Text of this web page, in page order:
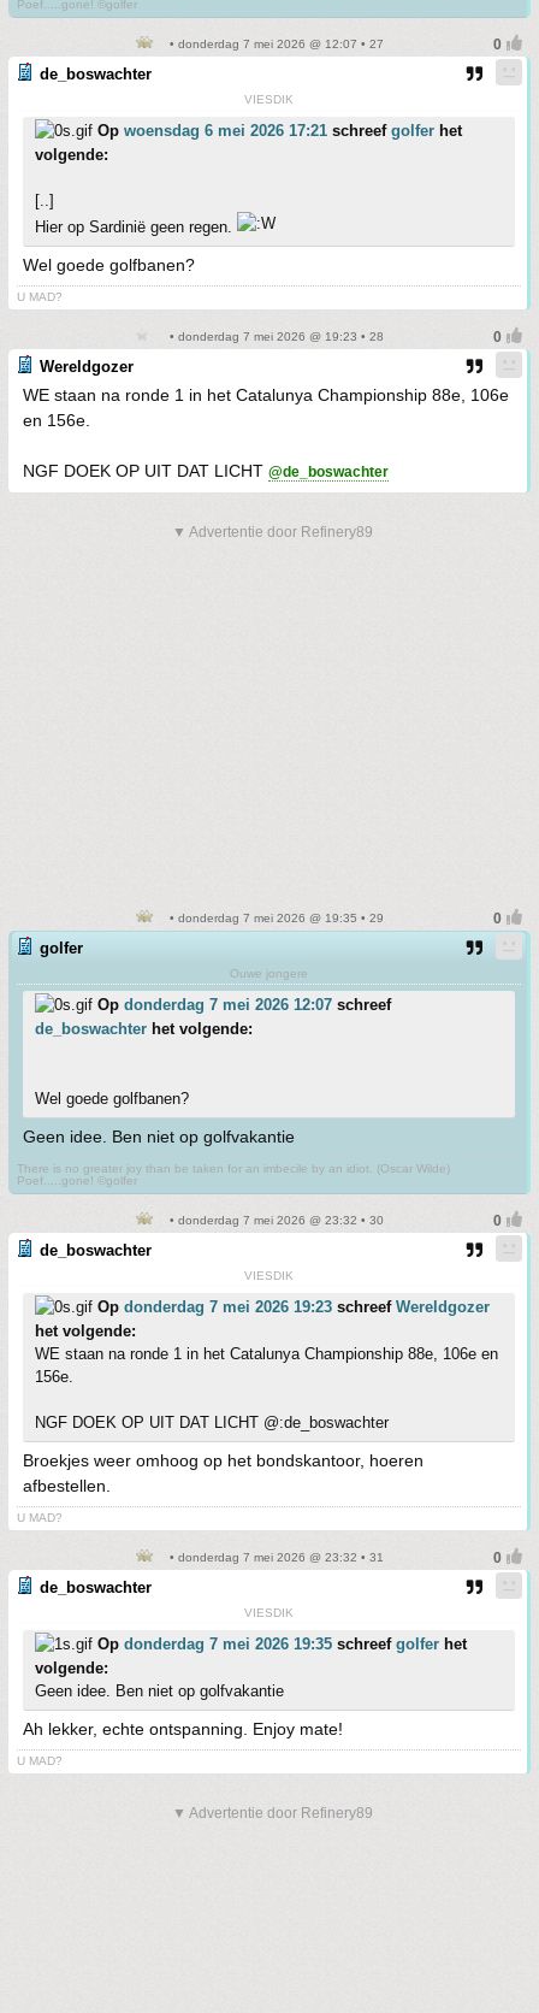
Poef.....gone! ©golfer
• donderdag 7 mei 2026 @ 12:07 • 27
de_boswachter
VIESDIK
Op woensdag 6 mei 2026 17:21 schreef golfer het
volgende:
[..]
Hier op Sardinië geen regen.
Wel goede golfbanen?
U MAD?
• donderdag 7 mei 2026 @ 19:23 • 28
Wereldgozer
WE staan na ronde 1 in het Catalunya Championship 88e, 106e
en 156e.
NGF DOEK OP UIT DAT LICHT @de_boswachter
▼ Advertentie door Refinery89
• donderdag 7 mei 2026 @ 19:35 • 29
golfer
Ouwe jongere
Op donderdag 7 mei 2026 12:07 schreef
de_boswachter het volgende:
Wel goede golfbanen?
Geen idee. Ben niet op golfvakantie
There is no greater joy than be taken for an imbecile by an idiot. (Oscar Wilde)
Poef.....gone! ©golfer
• donderdag 7 mei 2026 @ 23:32 • 30
de_boswachter
VIESDIK
Op donderdag 7 mei 2026 19:23 schreef Wereldgozer
het volgende:
WE staan na ronde 1 in het Catalunya Championship 88e, 106e en
156e.
NGF DOEK OP UIT DAT LICHT @:de_boswachter
Broekjes weer omhoog op het bondskantoor, hoeren
afbestellen.
U MAD?
• donderdag 7 mei 2026 @ 23:32 • 31
de_boswachter
VIESDIK
Op donderdag 7 mei 2026 19:35 schreef golfer het
volgende:
Geen idee. Ben niet op golfvakantie
Ah lekker, echte ontspanning. Enjoy mate!
U MAD?
▼ Advertentie door Refinery89